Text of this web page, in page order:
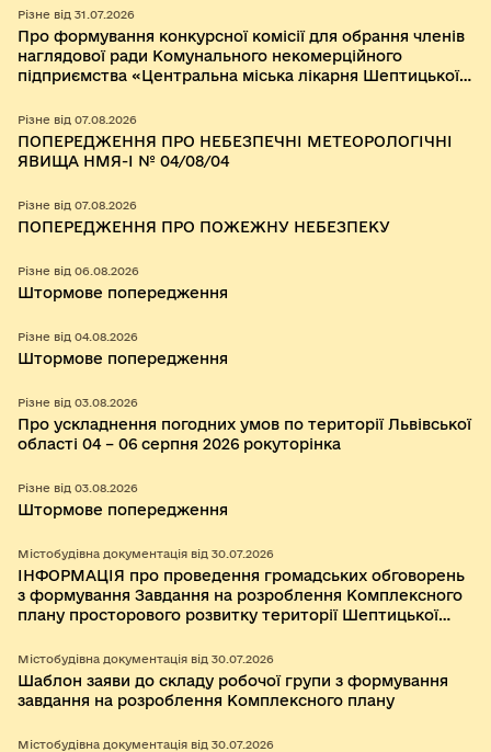
Виконавчого комітету Червоноградської міської ради
від 07 травня 2024 року № 104 «Про затвердження
примірної форми Договору про організацію
перевезення пасажирів на автобусному маршруті
загального користування».
Різне від 31.07.2026
Про формування конкурсної комісії для обрання членів
наглядової ради Комунального некомерційного
підприємства «Центральна міська лікарня Шептицької
Різне від 07.08.2026
ПОПЕРЕДЖЕННЯ ПРО НЕБЕЗПЕЧНІ МЕТЕОРОЛОГІЧНІ
ЯВИЩА НМЯ-I № 04/08/04
Різне від 07.08.2026
ПОПЕРЕДЖЕННЯ ПРО ПОЖЕЖНУ НЕБЕЗПЕКУ
Різне від 06.08.2026
Штормове попередження
Різне від 04.08.2026
Штормове попередження
Різне від 03.08.2026
Про ускладнення погодних умов по території Львівської
області 04 – 06 серпня 2026 рокуторінка
Різне від 03.08.2026
Штормове попередження
Містобудівна документація від 30.07.2026
ІНФОРМАЦІЯ про проведення громадських обговорень
з формування Завдання на розроблення Комплексного
плану просторового розвитку території Шептицької
Львівської області та складу робочої групи.
Містобудівна документація від 30.07.2026
Шаблон заяви до складу робочої групи з формування
завдання на розроблення Комплексного плану
Містобудівна документація від 30.07.2026